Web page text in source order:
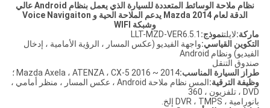
نظام ملاحة الوسائط المتعددة للسيارة الذي يعمل بنظام Android عالي
الدقة لعام 2014 Mazda يدعم الملاحة الحية و Voice Navigaiton
وشبكة WIFI
ماركة:لايلتنموذج: LLT-MZD-VER6.5.1
التكوين القياسي:واجهة الفيديو (عكس المسار ، الرؤية الأمامية ، إدخال
الفيديو) ونظام Android
صندوق التنقل
طراز السيارة المناسب:2014 ~ 2016 Mazda Axela ، ATENZA ، CX-5 ؛
وظيفة الترقية:
المس نظام ملاحة Android ، عكس المسار ، منظر أمامي ،
DVD ، تلفزيون ، 360
بانورامية ، DVR ، TMPS إلخ.